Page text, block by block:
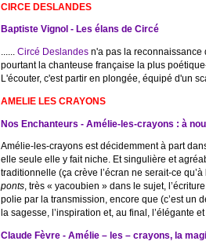
CIRCE DESLANDES
Baptiste Vignol - Les élans de Circé
Circé Deslandesn'a pas la reconnaissance
pourtant la chanteuse française la plus
L'écouter, c'est partir en plongée, équipé d'un
AMELIE LES CRAYONS
Nos Enchanteurs - Amélie-les-crayons : à
Amélie-les-crayons est décidemment à part
elle seule elle y fait niche. Et singulière et
traditionnelle (ça crève l’écran ne serait-ce qu’à
ponts, très « yacoubien » dans le sujet,
polie par la transmission, encore que (c’est un
la sagesse, l’inspiration et, au final, l’élégante
Claude Fèvre - Amélie – les – crayons, la